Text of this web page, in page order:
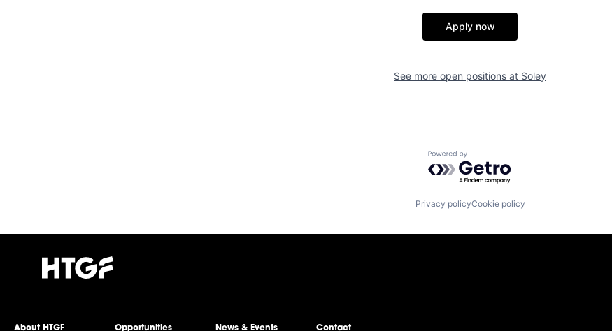
Apply now
See more open positions at Soley
Powered by Getro.com
Privacy policyCookie policy
About HTGF Opportunities News & Events Contact